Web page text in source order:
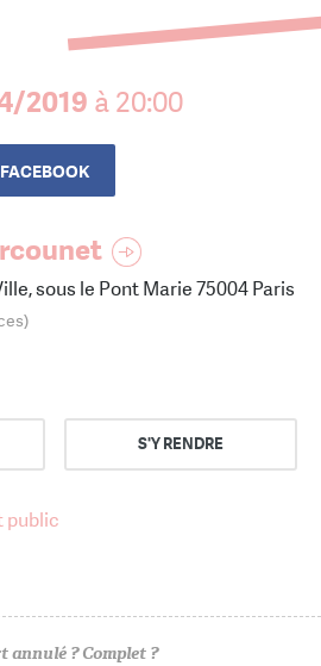
2019 à 20:00
sous le Pont Marie 75004 Paris
S'Y RENDRE
public
annulé ? Complet ?